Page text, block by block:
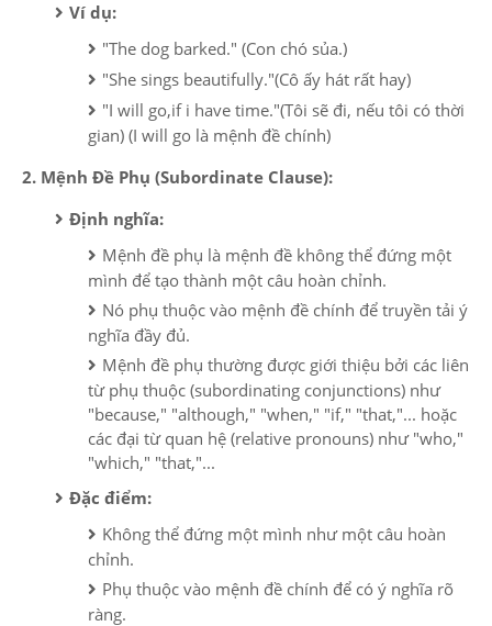
Ví dụ:
"The dog barked." (Con chó sủa.)
"She sings beautifully."(Cô ấy hát rất hay)
"I will go,if i have time."(Tôi sẽ đi, nếu tôi có thời
gian) (I will go là mệnh đề chính)
2. Mệnh Đề Phụ (Subordinate Clause):
Định nghĩa:
Mệnh đề phụ là mệnh đề không thể đứng một
mình để tạo thành một câu hoàn chỉnh.
Nó phụ thuộc vào mệnh đề chính để truyền tải ý
nghĩa đầy đủ.
Mệnh đề phụ thường được giới thiệu bởi các liên
từ phụ thuộc (subordinating conjunctions) như
"because," "although," "when," "if," "that,"... hoặc
các đại từ quan hệ (relative pronouns) như "who,"
"which," "that,"...
Đặc điểm:
Không thể đứng một mình như một câu hoàn
chỉnh.
Phụ thuộc vào mệnh đề chính để có ý nghĩa rõ
ràng.